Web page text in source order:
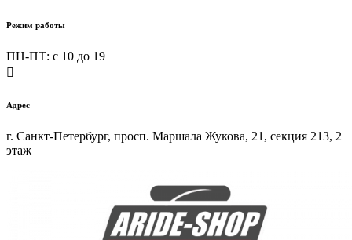
Режим работы
ПН-ПТ: c 10 до 19

Адрес
г. Санкт-Петербург, просп. Маршала Жукова, 21, секция 213, 2
этаж